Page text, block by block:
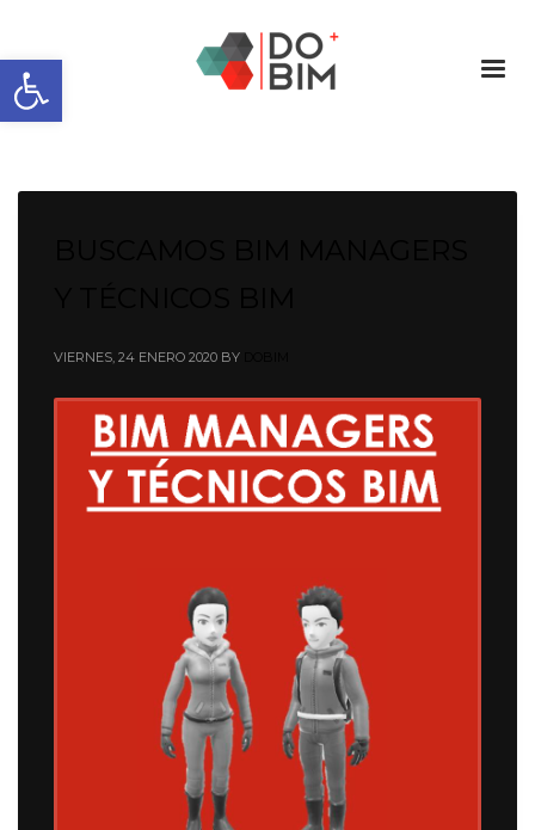
Abrir barra de herramientas
VIERNES, 24 ENERO 2020 BY